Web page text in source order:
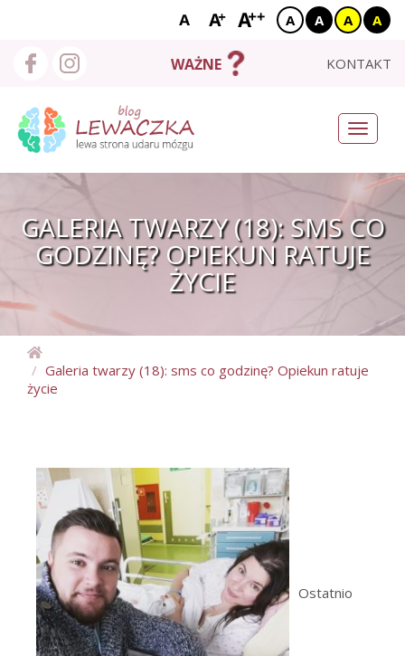
A A A A
WAŻNE KONTAKT
X
START
BLOG
UDAROWCY
BAZA WIEDZY
WYSZUKAJ
Toggle
GALERIA TWARZY (18): SMS CO
GODZINĘ? OPIEKUN RATUJE
ŻYCIE
Galeria twarzy (18): sms co godzinę? Opiekun ratuje
życie
Ostatnio